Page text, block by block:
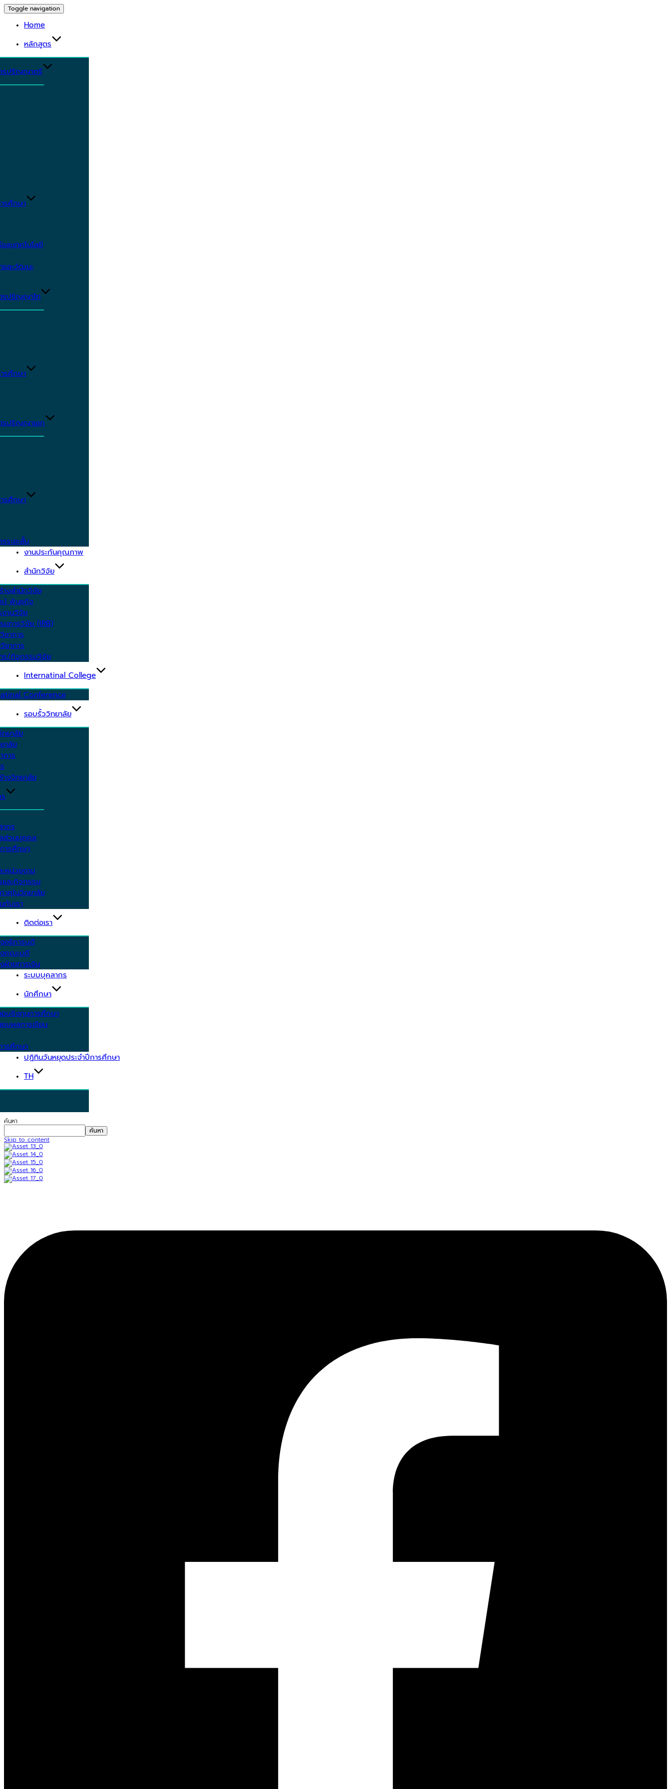
Toggle navigation
Home
หลักสูตร
รปริญญาตรี
รศึกษา
ะเทคโนโลยี
และวัฒนะ
รปริญญาโท
รศึกษา
รปริญญาเอก
รศึกษา
ระยะสั้น
งานประกันคุณภาพ
สำนักวิจัย
างสำนักวิจัย
น์ พันธกิจ
งานวิจัย
มการวิจัย (IRB)
ชาการ
ชาการ
ร/กิจกรรมวิจัย
Internatinal College
Conference
รอบรั้ววิทยาลัย
ทยาลัย
าลัย
การ
างวิทยาลัย
กร
ส่วนบุคคล
ารศึกษา
หน่วยงาน
และกิจกรรม
าศในวิทยาลัย
กับเรา
ติดต่อเรา
อธิการบดี
คณะบดี
ฝ่ายการเงิน
ระบบบุคลากร
นักศึกษา
บชิงทุนการศึกษา
บผลการเรียน
รศึกษา
ปฏิทินวันหยุดประจำปีการศึกษา
TH
ค้นหา
ค้นหา
Skip to content